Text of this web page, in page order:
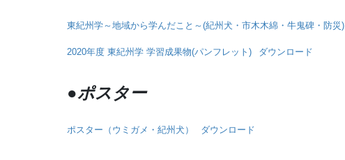
東紀州学～地域から学んだこと～(紀州犬・市木木綿・牛鬼碑・防災)
2020年度 東紀州学 学習成果物(パンフレット) ダウンロード
●ポスター
ポスター（ウミガメ・紀州犬） ダウンロード